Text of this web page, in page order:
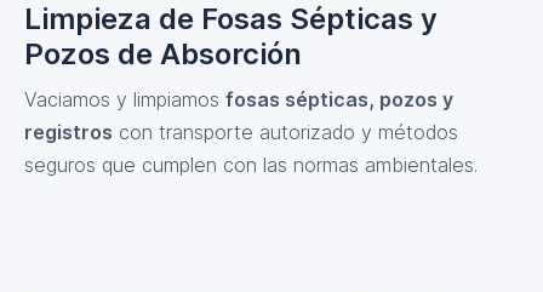
Limpieza de Fosas Sépticas y
Pozos de Absorción
Vaciamos y limpiamos fosas sépticas, pozos y
registros con transporte autorizado y métodos
seguros que cumplen con las normas ambientales.